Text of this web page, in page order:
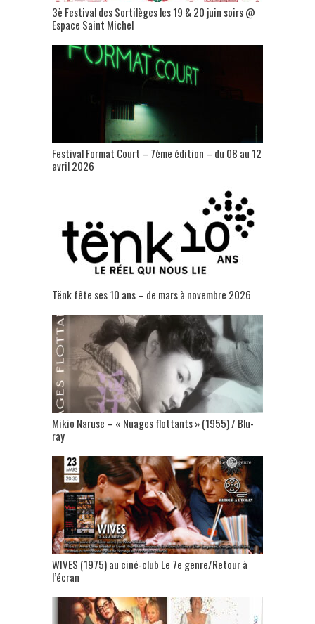
3è Festival des Sortilèges les 19 & 20 juin soirs @
Espace Saint Michel
Festival Format Court – 7ème édition – du 08 au 12
avril 2026
Tënk fête ses 10 ans – de mars à novembre 2026
Mikio Naruse – « Nuages flottants » (1955) / Blu-
ray
WIVES (1975) au ciné-club Le 7e genre/Retour à
l’écran